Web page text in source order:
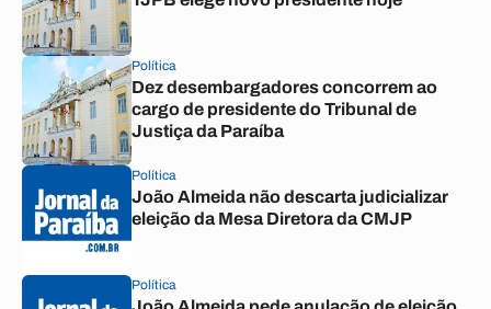
Política
Dez desembargadores concorrem ao
cargo de presidente do Tribunal de
Justiça da Paraíba
Política
João Almeida não descarta judicializar
eleição da Mesa Diretora da CMJP
Política